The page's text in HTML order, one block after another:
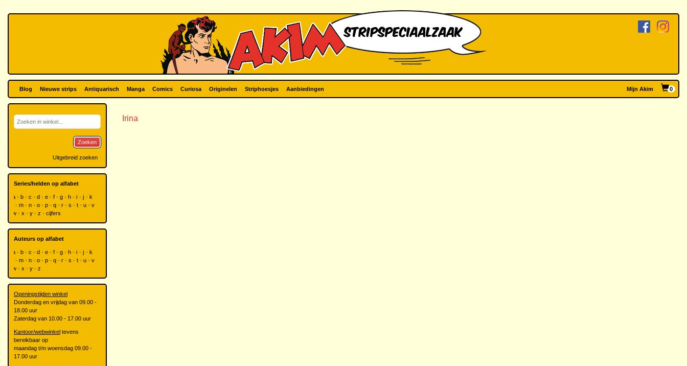
Blog Nieuwe strips Antiquarisch Manga Comics Curiosa Originelen Striphoesjes Aanbiedingen Mijn Akim 0
Irina
Zoeken
Uitgebreid zoeken
Series/helden op alfabet
a b c d e f g h i j
k
m n o p q r s t u
v
w
x y z cijfers
Auteurs op alfabet
a b c d e f g h i j
k
m n o p q r s t u
v
w
x y z
Openingstijden winkel
Donderdag en vrijdag van 09.00 -
18.00 uur
Zaterdag van 10.00 - 17.00 uur
Kantoor/webwinkel tevens
bereikbaar op
maandag t/m woensdag 09.00 -
17.00 uur